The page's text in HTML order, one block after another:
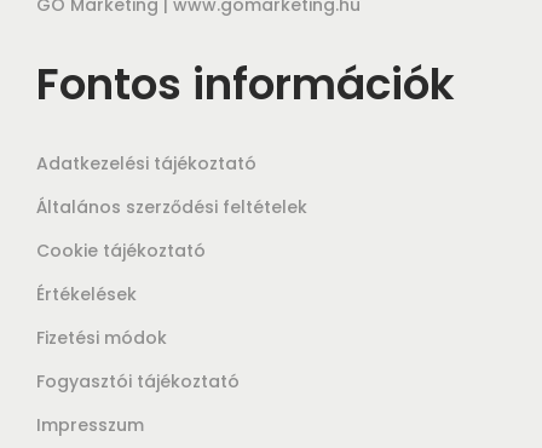
GO Marketing | www.gomarketing.hu
Fontos információk
Adatkezelési tájékoztató
Általános szerződési feltételek
Cookie tájékoztató
Értékelések
Fizetési módok
Fogyasztói tájékoztató
Impresszum